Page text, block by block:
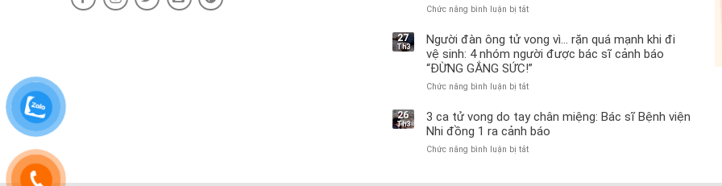
Chức năng bình luận bị tắtở
trai
11
tuổi
cắt
tinh
hoàn
vì
bỏ
27
Th3
Người đàn ông tử vong vì… rặn quá mạnh khi đi
vệ sinh: 4 nhóm người được bác sĩ cảnh báo
“ĐỪNG GẮNG SỨC!”
Chức năng bình luận bị tắtở
đàn
ông
tử
vong
26
Th3
3 ca tử vong do tay chân miệng: Bác sĩ Bệnh viện
Nhi đồng 1 ra cảnh báo
Chức năng bình luận bị tắtở